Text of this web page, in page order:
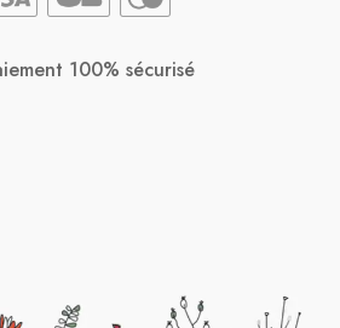
100% sécurisé